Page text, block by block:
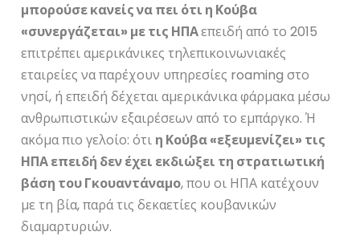
μπορούσε κανείς να πει ότι η Κούβα
«συνεργάζεται» με τις ΗΠΑεπειδή από το 2015
επιτρέπει αμερικάνικες τηλεπικοινωνιακές
εταιρείες να παρέχουν υπηρεσίες roaming στο
νησί, ή επειδή δέχεται αμερικάνικα φάρμακα μέσω
ανθρωπιστικών εξαιρέσεων από το εμπάργκο. Ή
ακόμα πιο γελοίο: ότι η Κούβα «εξευμενίζει» τις
ΗΠΑ επειδή δεν έχει εκδιώξει τη στρατιωτική
βάση του Γκουαντάναμο, που οι ΗΠΑ κατέχουν
με τη βία, παρά τις δεκαετίες κουβανικών
διαμαρτυριών.